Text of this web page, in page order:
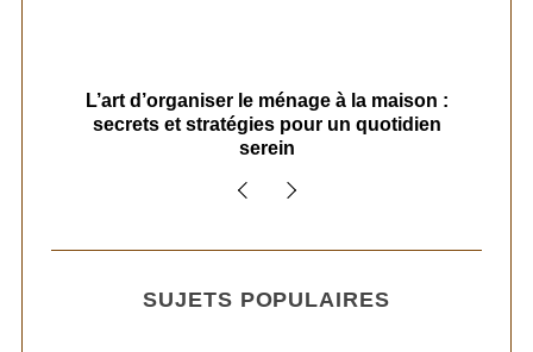
L’art d’organiser le ménage à la maison :
secrets et stratégies pour un quotidien
serein
SUJETS POPULAIRES